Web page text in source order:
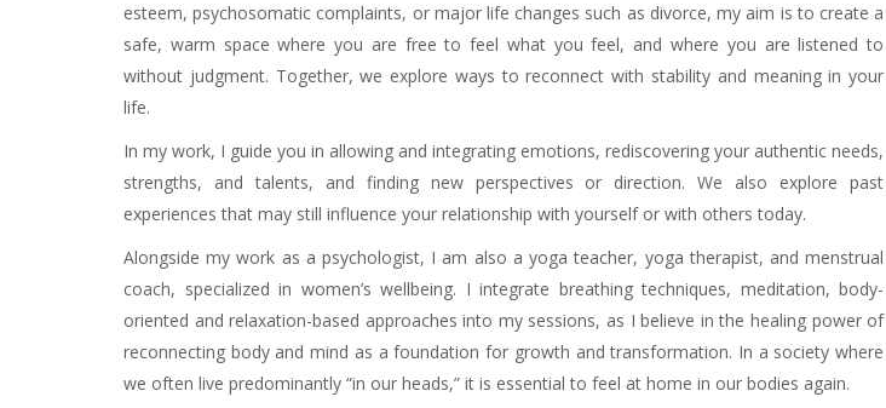
esteem, psychosomatic complaints, or major life changes such as divorce, my aim is to create a
safe, warm space where you are free to feel what you feel, and where you are listened to
without judgment. Together, we explore ways to reconnect with stability and meaning in your
life.
In my work, I guide you in allowing and integrating emotions, rediscovering your authentic needs,
strengths, and talents, and finding new perspectives or direction. We also explore past
experiences that may still influence your relationship with yourself or with others today.
Alongside my work as a psychologist, I am also a yoga teacher, yoga therapist, and menstrual
coach, specialized in women’s wellbeing. I integrate breathing techniques, meditation, body-
oriented and relaxation-based approaches into my sessions, as I believe in the healing power of
reconnecting body and mind as a foundation for growth and transformation. In a society where
we often live predominantly “in our heads,” it is essential to feel at home in our bodies again.